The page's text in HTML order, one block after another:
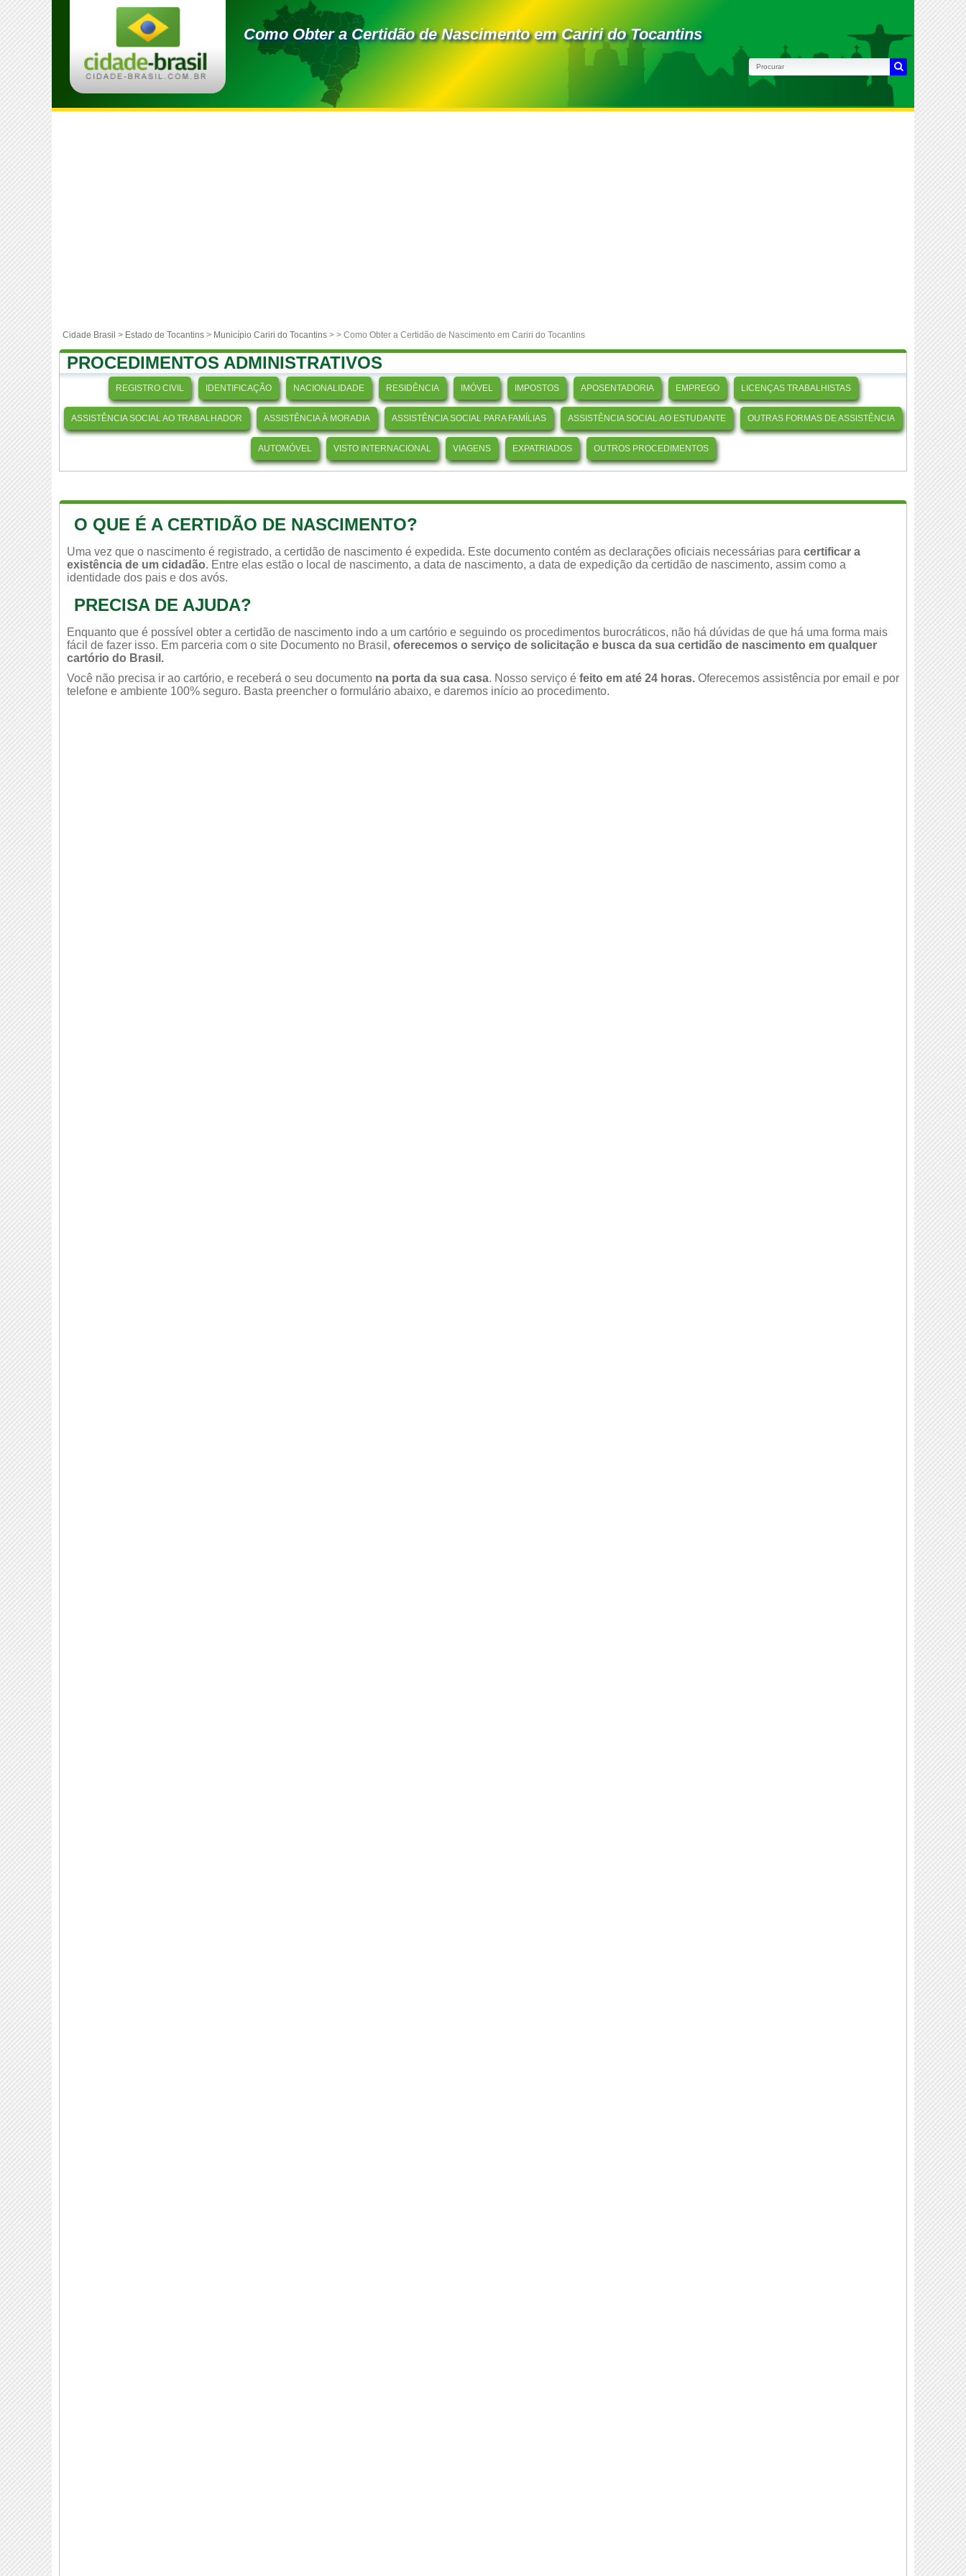
Como Obter a Certidão de Nascimento em Cariri do Tocantins
Cidade Brasil > Estado de Tocantins > Município Cariri do Tocantins > > Como Obter a Certidão de Nascimento em Cariri do Tocantins
PROCEDIMENTOS ADMINISTRATIVOS
REGISTRO CIVIL IDENTIFICAÇÃO NACIONALIDADE RESIDÊNCIA IMÓVEL IMPOSTOS APOSENTADORIA EMPREGO LICENÇAS TRABALHISTAS
ASSISTÊNCIA SOCIAL AO TRABALHADOR ASSISTÊNCIA À MORADIA ASSISTÊNCIA SOCIAL PARA FAMÍLIAS ASSISTÊNCIA SOCIAL AO ESTUDANTE OUTRAS FORMAS DE ASSISTÊNCIA
AUTOMÓVEL VISTO INTERNACIONAL VIAGENS EXPATRIADOS OUTROS PROCEDIMENTOS
O QUE É A CERTIDÃO DE NASCIMENTO?
Uma vez que o nascimento é registrado, a certidão de nascimento é expedida. Este documento contém as declarações oficiais necessárias para certificar a
existência de um cidadão. Entre elas estão o local de nascimento, a data de nascimento, a data de expedição da certidão de nascimento, assim como a
identidade dos pais e dos avós.
PRECISA DE AJUDA?
Enquanto que é possível obter a certidão de nascimento indo a um cartório e seguindo os procedimentos burocráticos, não há dúvidas de que há uma forma mais
fácil de fazer isso. Em parceria com o site Documento no Brasil, oferecemos o serviço de solicitação e busca da sua certidão de nascimento em qualquer
cartório do Brasil.
Você não precisa ir ao cartório, e receberá o seu documento na porta da sua casa. Nosso serviço é feito em até 24 horas. Oferecemos assistência por email e por
telefone e ambiente 100% seguro. Basta preencher o formulário abaixo, e daremos início ao procedimento.